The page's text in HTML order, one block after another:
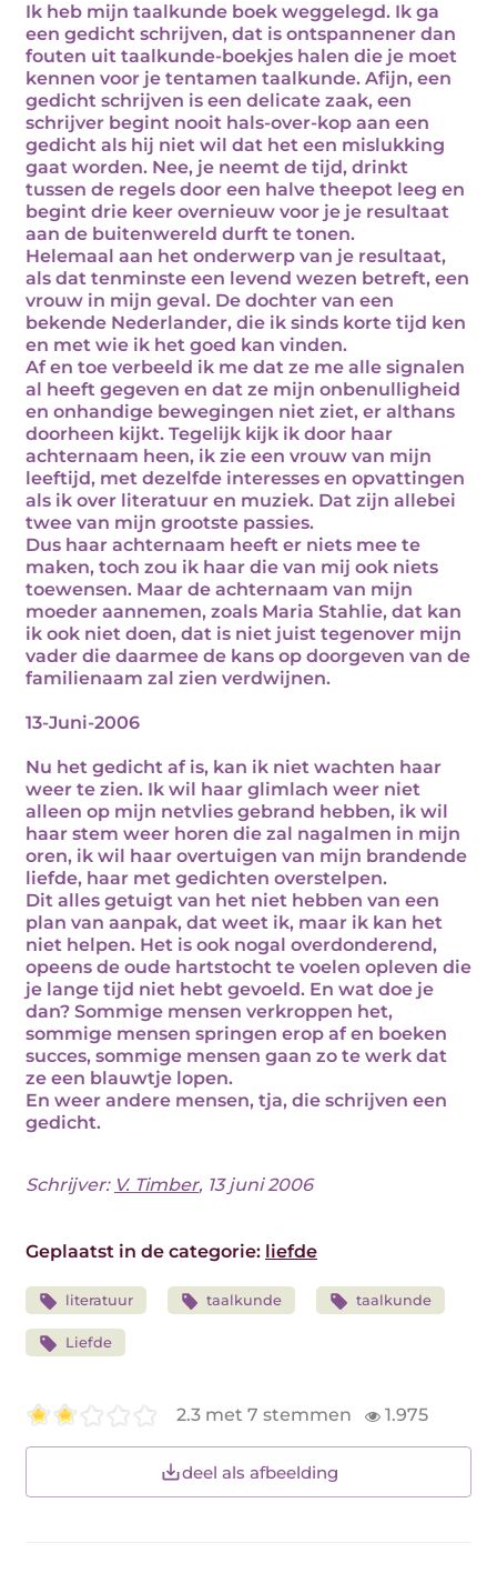
Ik heb mijn taalkunde boek weggelegd. Ik ga
een gedicht schrijven, dat is ontspannener dan
fouten uit taalkunde-boekjes halen die je moet
kennen voor je tentamen taalkunde. Afijn, een
gedicht schrijven is een delicate zaak, een
schrijver begint nooit hals-over-kop aan een
gedicht als hij niet wil dat het een mislukking
gaat worden. Nee, je neemt de tijd, drinkt
tussen de regels door een halve theepot leeg en
begint drie keer overnieuw voor je je resultaat
aan de buitenwereld durft te tonen.
Helemaal aan het onderwerp van je resultaat,
als dat tenminste een levend wezen betreft, een
vrouw in mijn geval. De dochter van een
bekende Nederlander, die ik sinds korte tijd ken
en met wie ik het goed kan vinden.
Af en toe verbeeld ik me dat ze me alle signalen
al heeft gegeven en dat ze mijn onbenulligheid
en onhandige bewegingen niet ziet, er althans
doorheen kijkt. Tegelijk kijk ik door haar
achternaam heen, ik zie een vrouw van mijn
leeftijd, met dezelfde interesses en opvattingen
als ik over literatuur en muziek. Dat zijn allebei
twee van mijn grootste passies.
Dus haar achternaam heeft er niets mee te
maken, toch zou ik haar die van mij ook niets
toewensen. Maar de achternaam van mijn
moeder aannemen, zoals Maria Stahlie, dat kan
ik ook niet doen, dat is niet juist tegenover mijn
vader die daarmee de kans op doorgeven van de
familienaam zal zien verdwijnen.
13-Juni-2006
Nu het gedicht af is, kan ik niet wachten haar
weer te zien. Ik wil haar glimlach weer niet
alleen op mijn netvlies gebrand hebben, ik wil
haar stem weer horen die zal nagalmen in mijn
oren, ik wil haar overtuigen van mijn brandende
liefde, haar met gedichten overstelpen.
Dit alles getuigt van het niet hebben van een
plan van aanpak, dat weet ik, maar ik kan het
niet helpen. Het is ook nogal overdonderend,
opeens de oude hartstocht te voelen opleven die
je lange tijd niet hebt gevoeld. En wat doe je
dan? Sommige mensen verkroppen het,
sommige mensen springen erop af en boeken
succes, sommige mensen gaan zo te werk dat
ze een blauwtje lopen.
En weer andere mensen, tja, die schrijven een
gedicht.
Schrijver: V. Timber, 13 juni 2006
Geplaatst in de categorie: liefde
literatuur taalkunde taalkunde
Liefde
2.3 met 7 stemmen 1.975
deel als afbeelding